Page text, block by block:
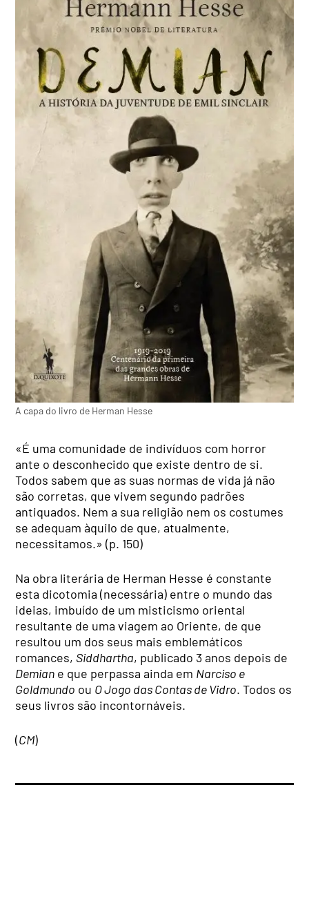
A capa do livro de Herman Hesse
«É uma comunidade de indivíduos com horror
ante o desconhecido que existe dentro de si.
Todos sabem que as suas normas de vida já não
são corretas, que vivem segundo padrões
antiquados. Nem a sua religião nem os costumes
se adequam àquilo de que, atualmente,
necessitamos.» (p. 150)
Na obra literária de Herman Hesse é constante
esta dicotomia (necessária) entre o mundo das
ideias, imbuído de um misticismo oriental
resultante de uma viagem ao Oriente, de que
resultou um dos seus mais emblemáticos
romances, Siddhartha, publicado 3 anos depois de
Demian e que perpassa ainda em Narciso e
Goldmundo ou O Jogo das Contas de Vidro. Todos os
seus livros são incontornáveis.
(CM)